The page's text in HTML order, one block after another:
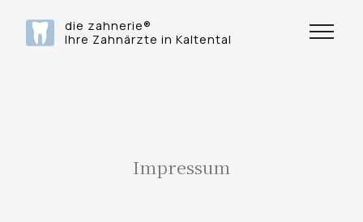
die zahnerie®
Ihre Zahnärzte in Kaltental
Impressum